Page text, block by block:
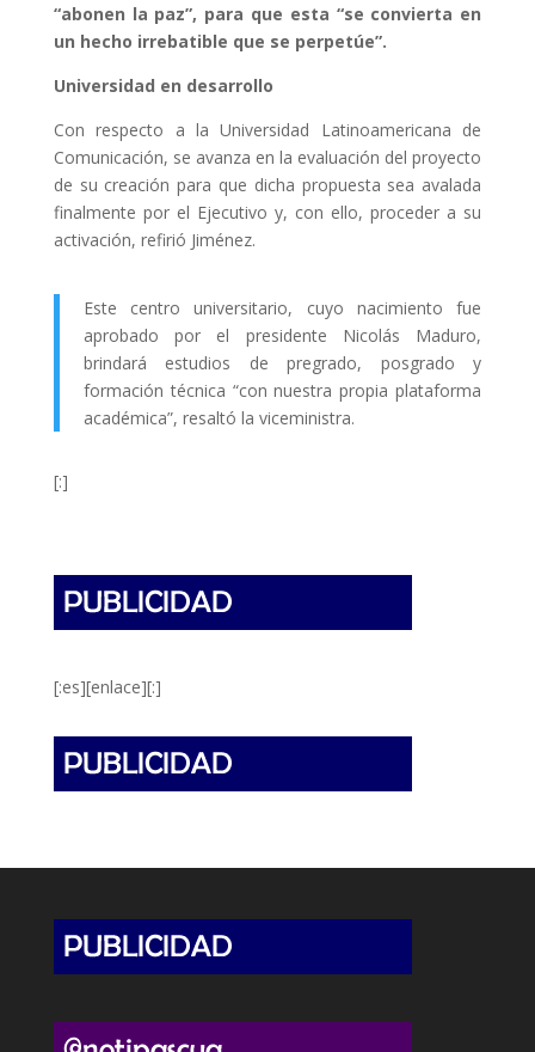
“abonen la paz”, para que esta “se convierta en
un hecho irrebatible que se perpetúe”.
Universidad en desarrollo
Con respecto a la Universidad Latinoamericana de
Comunicación, se avanza en la evaluación del proyecto
de su creación para que dicha propuesta sea avalada
finalmente por el Ejecutivo y, con ello, proceder a su
activación, refirió Jiménez.
Este centro universitario, cuyo nacimiento fue
aprobado por el presidente Nicolás Maduro,
brindará estudios de pregrado, posgrado y
formación técnica “con nuestra propiaplataforma
académica”, resaltó la viceministra.
[:]
[:es][enlace][:]